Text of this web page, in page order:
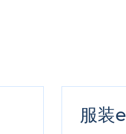
服装